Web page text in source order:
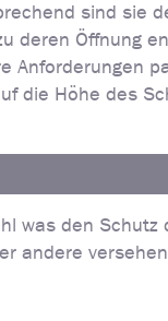
sind sie
deren Öffnung
die Höhe des
was den Schutz
andere